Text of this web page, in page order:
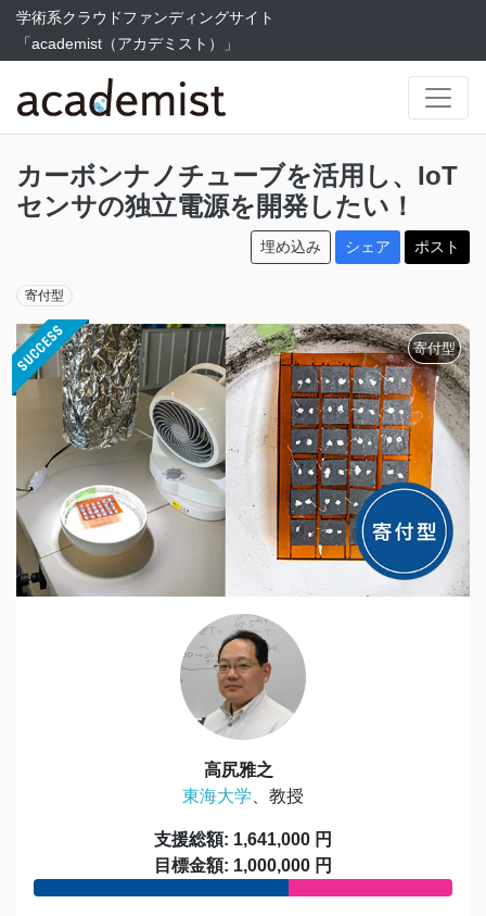
学術系クラウドファンディングサイト
「academist（アカデミスト）」
カーボンナノチューブを活用し、IoT
センサの独立電源を開発したい！
埋め込み シェア ポスト
寄付型
高尻雅之
東海大学 、教授
支援総額: 1,641,000 円
目標金額: 1,000,000 円